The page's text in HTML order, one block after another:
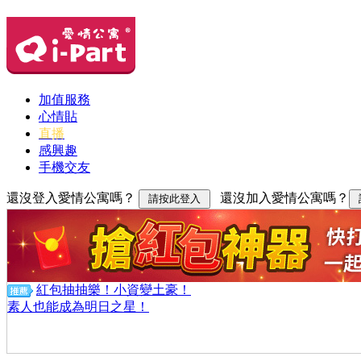
加值服務
心情貼
直播
感興趣
手機交友
還沒登入愛情公寓嗎？ 還沒加入愛情公寓嗎？
紅包抽抽樂！小資變土豪！
素人也能成為明日之星！